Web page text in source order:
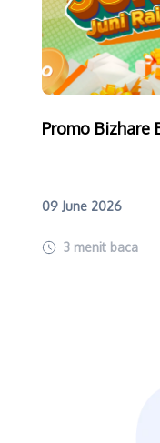
Promo Bizhare
09 June 2026
3 menit baca